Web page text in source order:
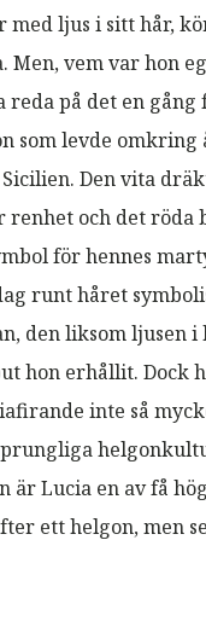
med ljus i sitt hår,
Men, vem var hon
reda på det en gång
som levde omkring
Den vita
renhet och det röda
för hennes
runt håret
den liksom ljusen
hon erhållit. Dock
inte så
är Lucia en av få
ett helgon, men